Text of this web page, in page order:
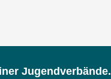
Jugendverbände.